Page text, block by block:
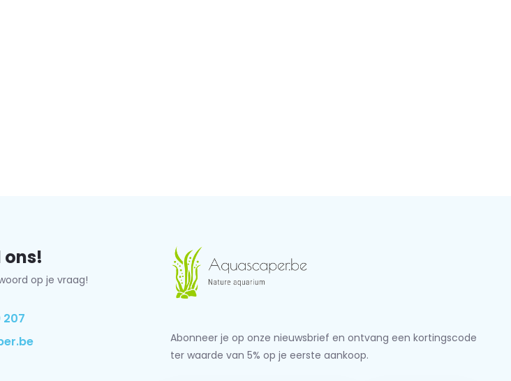
ons!
op je vraag!
Abonneer je op onze nieuwsbrief en ontvang een kortingscode
ter waarde van 5% op je eerste aankoop.